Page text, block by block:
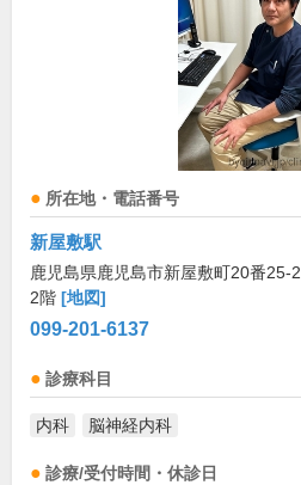
所在地・電話番号
新屋敷駅
鹿児島県鹿児島市新屋敷町20番25-2
2階 [地図]
099-201-6137
診療科目
内科 脳神経内科
診療/受付時間・休診日